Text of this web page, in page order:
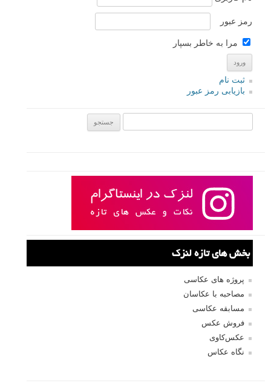
رمز عبور
مرا به خاطر بسپار
ثبت نام
بازیابی رمز عبور
بخش های تازه لنزک
پروژه های عکاسی
مصاحبه با عکاسان
مسابقه عکاسی
فروش عکس
عکس‌کاوی
نگاه عکاس